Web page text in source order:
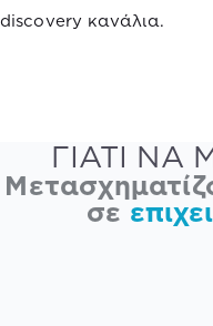
discovery κανάλια.
ΓΙΑΤΙ ΝΑ
σε